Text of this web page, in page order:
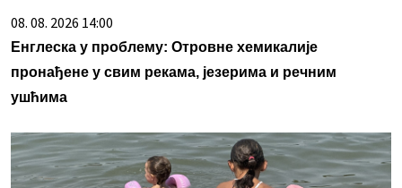
08. 08. 2026 14:00
Енглеска у проблему: Отровне хемикалије
пронађене у свим рекама, језерима и речним
ушћима